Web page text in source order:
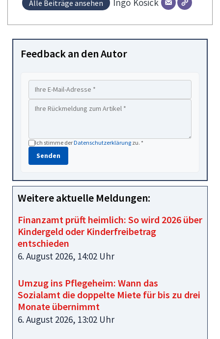
Alle Beiträge ansehen Ingo Kosick
Feedback an den Autor
Ich stimme derDatenschutzerklärung zu. *
Senden
Weitere aktuelle Meldungen:
Finanzamt prüft heimlich: So wird 2026 über
Kindergeld oder Kinderfreibetrag
entschieden
6. August 2026, 14:02 Uhr
Umzug ins Pflegeheim: Wann das
Sozialamt die doppelte Miete für bis zu drei
Monate übernimmt
6. August 2026, 13:02 Uhr